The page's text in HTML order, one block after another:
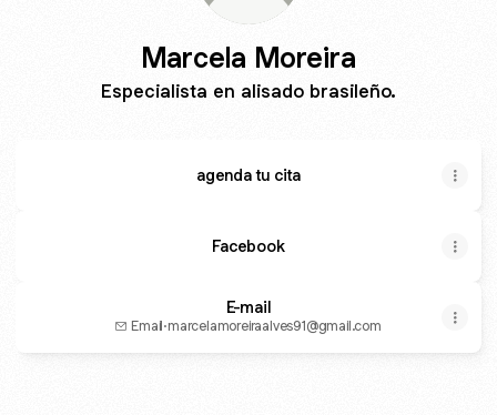
Marcela Moreira
Especialista en alisado brasileño.
agenda tu cita
Facebook
E-mail
Email·marcelamoreiraalves91@gmail.com